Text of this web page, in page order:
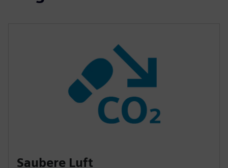
Saubere Luft